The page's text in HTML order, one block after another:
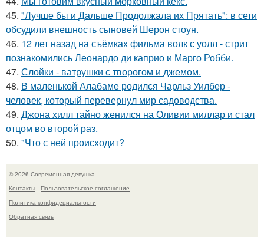
45. "Лучше бы и Дальше Продолжала их Прятать": в сети
обсудили внешность сыновей Шерон стоун.
46. 12 лет назад на съёмках фильма волк с уолл - стрит
познакомились Леонардо ди каприо и Марго Робби.
47. Слойки - ватрушки с творогом и джемом.
48. В маленькой Алабаме родился Чарльз Уилбер -
человек, который перевернул мир садоводства.
49. Джона хилл тайно женился на Оливии миллар и стал
отцом во второй раз.
50. "Что с ней происходит?
© 2026 Современная девушка
Контакты
Пользовательское соглашение
Политика конфидециальности
Обратная связь